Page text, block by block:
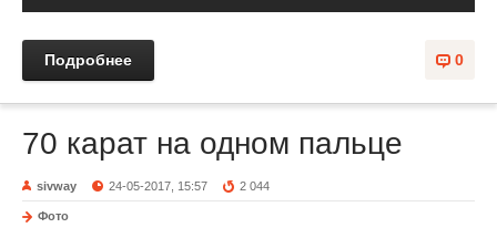
0
Подробнее
70 карат на одном пальце
sivway 24-05-2017, 15:57 2 044
Фото